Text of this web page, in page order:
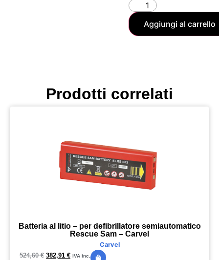
Aggiungi al carrello
Prodotti correlati
Batteria al litio – per defibrillatore semiautomatico
Rescue Sam – Carvel
Carvel
524,60€ 382,91 € IVA inc.